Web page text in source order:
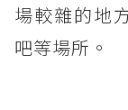
場較雜的地
吧等場所。